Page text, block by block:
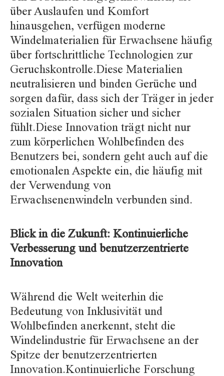
über Auslaufen und Komfort
hinausgehen, verfügen moderne
Windelmaterialien für Erwachsene häufig
über fortschrittliche Technologien zur
Geruchskontrolle.Diese Materialien
neutralisieren und binden Gerüche und
sorgen dafür, dass sich der Träger in jeder
sozialen Situation sicher und sicher
fühlt.Diese Innovation trägt nicht nur
zum körperlichen Wohlbefinden des
Benutzers bei, sondern geht auch auf die
emotionalen Aspekte ein, die häufig mit
der Verwendung von
Erwachsenenwindeln verbunden sind.
Blick in die Zukunft: Kontinuierliche
Verbesserung und benutzerzentrierte
Innovation
Während die Welt weiterhin die
Bedeutung von Inklusivität und
Wohlbefinden anerkennt, steht die
Windelindustrie für Erwachsene an der
Spitze der benutzerzentrierten
Innovation.Kontinuierliche Forschung